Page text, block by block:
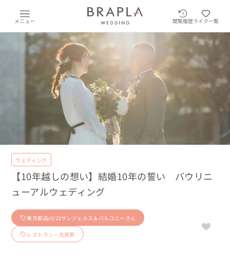
メニュー 閲覧履歴ライク一覧
ウェディング
【10年越しの想い】結婚10年の誓い バウリニ
ューアルウェディング
東京都品川/ロサンジェルス＆バルコニーさん
レストラン・古民家